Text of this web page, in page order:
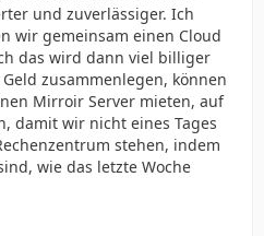
und zuverlässiger. Ich
wir gemeinsam einen Cloud
das wird dann viel billiger
zusammenlegen, können
Mirroir Server mieten, auf
damit wir nicht eines Tages
stehen, indem
wie das letzte Woche